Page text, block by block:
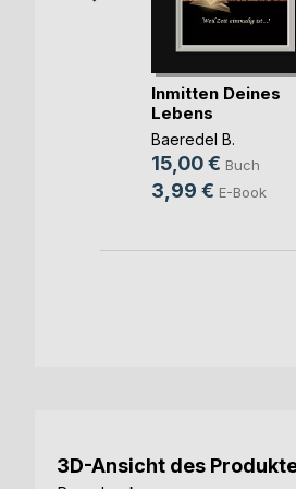
Inmitten Deines
Lebens
Baeredel B.
15,00 € Buch
3,99 € E-Book
3D-Ansicht des